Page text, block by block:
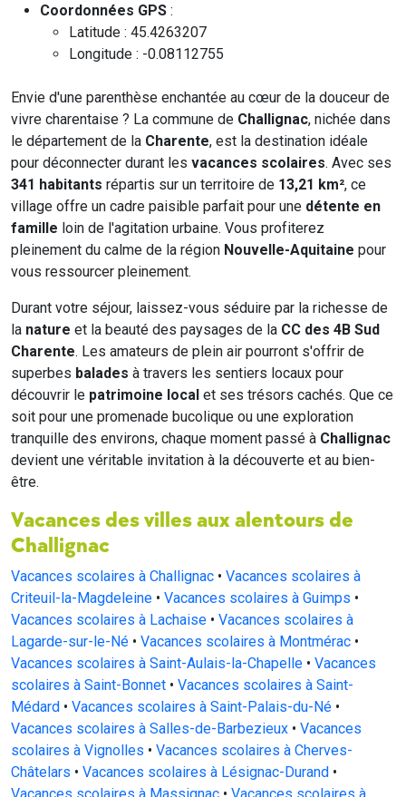
Coordonnées GPS :
Latitude : 45.4263207
Longitude : -0.08112755
Envie d'une parenthèse enchantée au cœur de la douceur de
vivre charentaise ? La commune de Challignac, nichée dans
le département de la Charente, est la destination idéale
pour déconnecter durant les vacances scolaires. Avec ses
341 habitants répartis sur un territoire de 13,21 km², ce
village offre un cadre paisible parfait pour une détente en
famille loin de l'agitation urbaine. Vous profiterez
pleinement du calme de la région Nouvelle-Aquitaine pour
vous ressourcer pleinement.
Durant votre séjour, laissez-vous séduire par la richesse de
la nature et la beauté des paysages de la CC des 4B Sud
Charente. Les amateurs de plein air pourront s'offrir de
superbes balades à travers les sentiers locaux pour
découvrir le patrimoine local et ses trésors cachés. Que ce
soit pour une promenade bucolique ou une exploration
tranquille des environs, chaque moment passé à Challignac
devient une véritable invitation à la découverte et au bien-
être.
Vacances des villes aux alentours de
Challignac
Vacances scolaires à Challignac • Vacances scolaires à
Criteuil-la-Magdeleine • Vacances scolaires à Guimps •
Vacances scolaires à Lachaise • Vacances scolaires à
Lagarde-sur-le-Né • Vacances scolaires à Montmérac •
Vacances scolaires à Saint-Aulais-la-Chapelle • Vacances
scolaires à Saint-Bonnet • Vacances scolaires à Saint-
Médard • Vacances scolaires à Saint-Palais-du-Né •
Vacances scolaires à Salles-de-Barbezieux • Vacances
scolaires à Vignolles • Vacances scolaires à Cherves-
Châtelars • Vacances scolaires à Lésignac-Durand •